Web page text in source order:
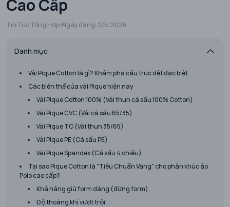
Cao Cấp
Tin Tức Tổng Hợp Ngày đăng: 2/5/2026
Danh mục
Vải Pique Cotton là gì? Khám phá cấu trúc dệt đặc biệt
Các biến thể của vải Pique hiện nay
Vải Pique Cotton 100% (Vải thun cá sấu 100% Cotton)
Vải Pique CVC (Vải cá sấu 65/35)
Vải Pique TC (Vải thun 35/65)
Vải Pique PE (Cá sấu PE)
Vải Pique Spandex (Cá sấu 4 chiều)
Tại sao Pique Cotton là "Tiêu Chuẩn Vàng" cho phân khúc áo
Polo cao cấp?
Khả năng giữ form dáng (đứng form)
Độ thoáng khí vượt trội